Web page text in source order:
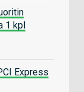
1 kpl
Express